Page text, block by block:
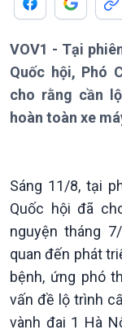
Chính trị
Tin Chính trị
VOV1 - Tại
Quốc hội, Phó
cho rằng cần
hoàn toàn xe
Sáng 11/8, tại
Quốc hội đã
nguyện tháng
quan đến phát
bệnh, ứng phó
vấn đề lộ trình
vành đai 1 Hà